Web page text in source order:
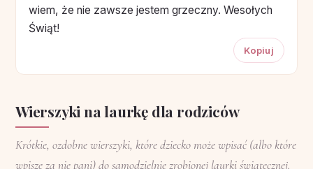
wiem, że nie zawsze jestem grzeczny. Wesołych
Świąt!
Kopiuj
Wierszyki na laurkę dla rodziców
Krótkie, ozdobne wierszyki, które dziecko może wpisać (albo które
wpisze za nie pani) do samodzielnie zrobionej laurki świątecznej.